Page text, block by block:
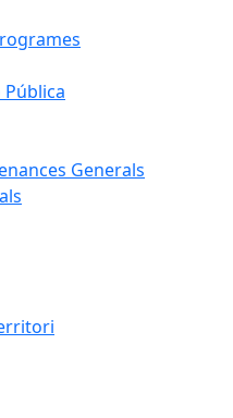
Pública
Generals